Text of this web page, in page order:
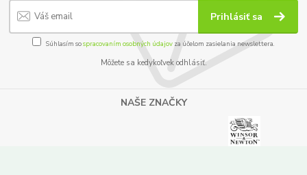
Prihlásiť sa
Súhlasím sospracovaním osobných údajov za účelom zasielania newslettera.
Môžete sa kedykoľvek odhlásiť.
NAŠE ZNAČKY